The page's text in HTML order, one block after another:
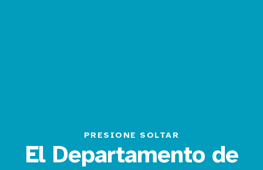
PRESIONE SOLTAR
El Departamento de